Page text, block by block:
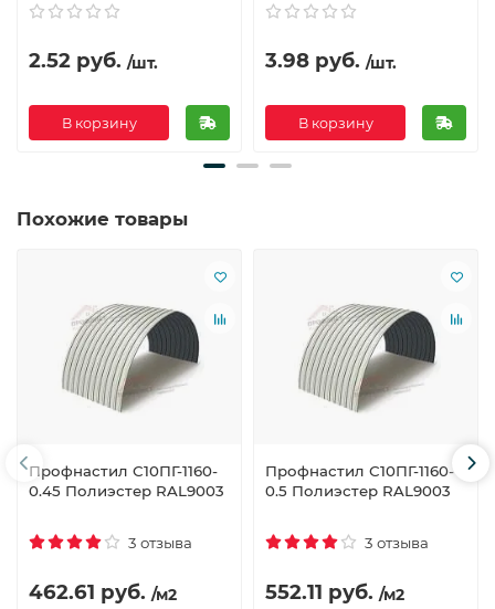
2.52 руб. /шт.
В корзину
3.98 руб. /шт.
В корзину
Похожие товары
Профнастил С10ПГ-1160-
0.45 Полиэстер RAL9003
3 отзыва
462.61 руб. /м2
Профнастил С10ПГ-1160-
0.5 Полиэстер RAL9003
3 отзыва
552.11 руб. /м2